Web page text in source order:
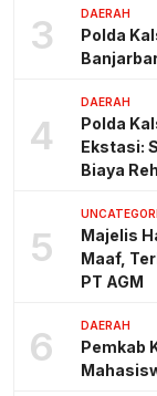
3 DAERAH
Polda
4
DAERAH
Polda
Ekstasi:
Biaya
5
Majelis
Maaf,
PT AGM
6 DAERAH
Pemkab